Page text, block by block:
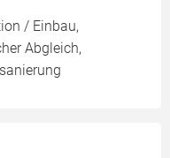
/ Einbau,
Abgleich,